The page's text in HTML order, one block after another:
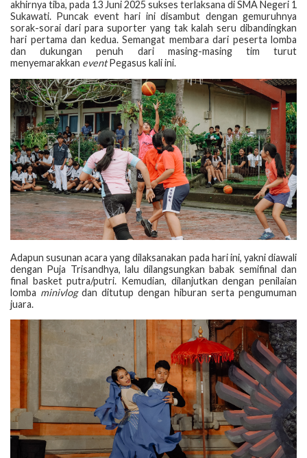
akhirnya tiba, pada 13 Juni 2025 sukses terlaksana di SMA Negeri 1
Sukawati. Puncak event hari ini disambut dengan gemuruhnya
sorak-sorai dari para suporter yang tak kalah seru dibandingkan
hari pertama dan kedua. Semangat membara dari peserta lomba
dan dukungan penuh dari masing-masing tim turut
menyemarakkan eventPegasus kali ini.
Adapun susunan acara yang dilaksanakan pada hari ini, yakni diawali
dengan Puja Trisandhya, lalu dilangsungkan babak semifinal dan
final basket putra/putri. Kemudian, dilanjutkan dengan penilaian
lomba minivlogdan ditutup dengan hiburan serta pengumuman
juara.